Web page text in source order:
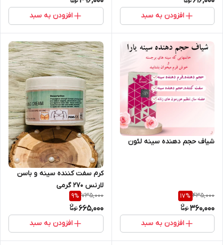
افزودن به سبد افزودن به سبد
شیاف حجم دهنده سینه لئون
435,000
17%
360,000
افزودن به سبد
کرم سفت کننده سینه و باسن
لارنس 270 گرمی
735,000
9%
665,000
افزودن به سبد